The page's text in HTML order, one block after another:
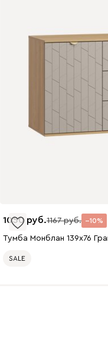
1050 1167 10
Тумба Монблан 139x76
SALE